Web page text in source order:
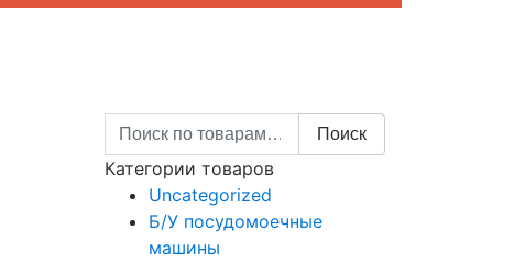
Искать: Поиск
Категории товаров
Uncategorized
Б/У посудомоечные
машины